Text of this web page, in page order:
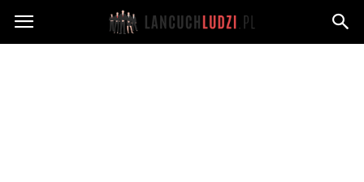
Lancuchludzi.pl